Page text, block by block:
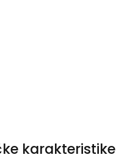
karakteristike